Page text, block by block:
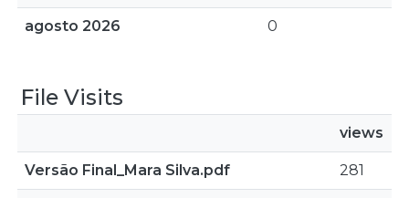
agosto 2026 0
File Visits
views
Versão Final_Mara Silva.pdf 281